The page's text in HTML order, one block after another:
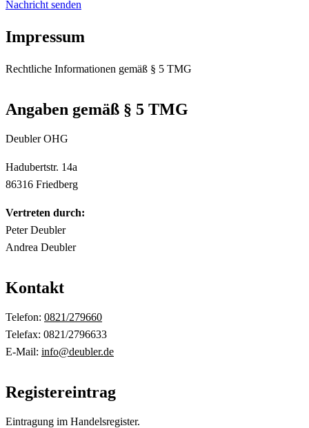
Nachricht senden
Impressum
Rechtliche Informationen gemäß § 5 TMG
Angaben gemäß § 5 TMG
Deubler OHG
Hadubertstr. 14a
86316 Friedberg
Vertreten durch:
Peter Deubler
Andrea Deubler
Kontakt
Telefon: 0821/279660
Telefax: 0821/2796633
E-Mail: info@deubler.de
Registereintrag
Eintragung im Handelsregister.